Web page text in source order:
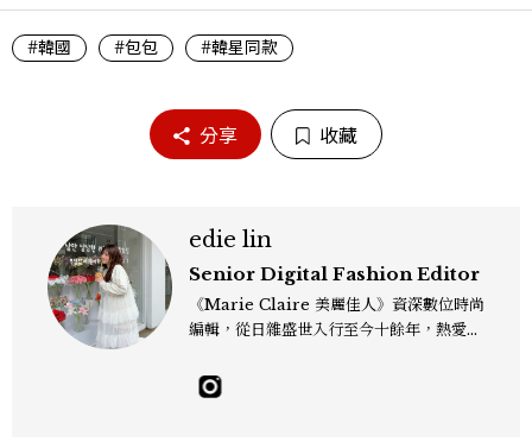
#韓國 #包包 #韓星同款
分享 收藏
edie lin
Senior Digital Fashion Editor
《Marie Claire 美麗佳人》資深數位時尚
編輯，從日雜盛世入行至今十餘年，熱愛服
研究，還有點天秤座一眼看穿「這會紅」的
美感本能，更擅長把流行轉化成讀者真正用